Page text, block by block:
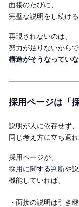
面接のたびに、
完璧な説明をし続け
再現されないのは、
努力が足りないからで
構造がそうなってい
採用ページは「
説明が人に依存せず、
同じ考え方に立ち返れ
採用ページが、
採用に関する判断や
機能していれば、
・面接の説明は引き